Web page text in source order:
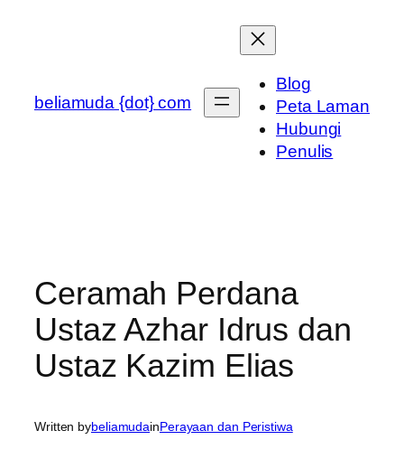
beliamuda {dot} com
Blog
Peta Laman
Hubungi
Penulis
Ceramah Perdana
Ustaz Azhar Idrus dan
Ustaz Kazim Elias
Written bybeliamudainPerayaan dan Peristiwa